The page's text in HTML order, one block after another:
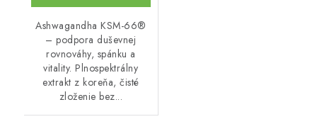
Ashwagandha KSM-66®
– podpora duševnej
rovnováhy, spánku a
vitality. Plnospektrálny
extrakt z koreňa, čisté
zloženie bez...